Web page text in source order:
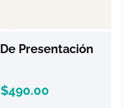
Presentación
$490.00